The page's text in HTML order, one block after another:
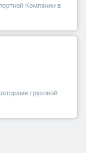
Компании в
грузовой